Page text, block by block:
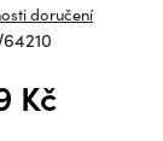
doručení
Kč